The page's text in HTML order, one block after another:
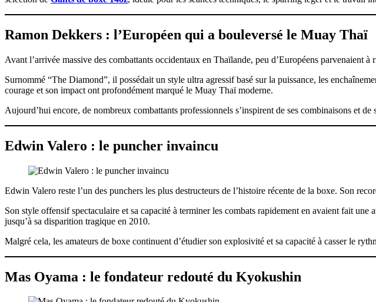
Ramon Dekkers : l’Européen qui a bouleversé le Muay Thaï
Avant l’arrivée massive des combattants occidentaux en Thaïlande, peu d’Européens
Surnommé “The Diamond”, il possédait un style ultra agressif basé sur la puissance, les
courage et son impact ont profondément marqué le Muay Thaï moderne.
Aujourd’hui encore, de nombreux combattants professionnels s’inspirent de ses combinaisons et de
Edwin Valero : le puncher invaincu
Edwin Valero reste l’un des punchers les plus destructeurs de l’histoire récente de la boxe. Son
Son style offensif spectaculaire et sa capacité à terminer les combats rapidement en avaient fait
jusqu’à sa disparition tragique en 2010.
Malgré cela, les amateurs de boxe continuent d’étudier son explosivité et sa capacité à casser le
Mas Oyama : le fondateur redouté du Kyokushin